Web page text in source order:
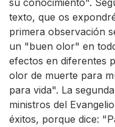
su conocimiento".
texto, que os
primera observación
un "buen olor" en
efectos en diferentes
olor de muerte para
para vida". La
ministros del
éxitos, porque dice: